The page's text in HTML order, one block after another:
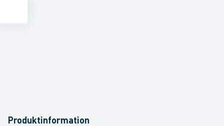
Produktinformation